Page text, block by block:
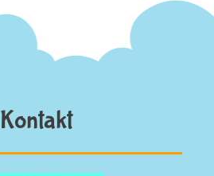
Kontakt